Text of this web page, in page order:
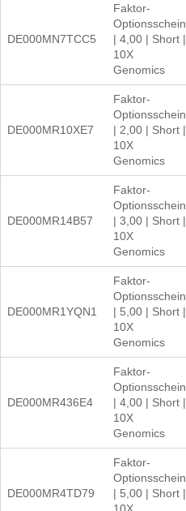
DE000MN7TCC5
Faktor-
Optionsschein
| 4,00 | Short |
10X
Genomics
DE000MR10XE7
Faktor-
Optionsschein
| 2,00 | Short |
10X
Genomics
DE000MR14B57
Faktor-
Optionsschein
| 3,00 | Short |
10X
Genomics
DE000MR1YQN1
Faktor-
Optionsschein
| 5,00 | Short |
10X
Genomics
DE000MR436E4
Faktor-
Optionsschein
| 4,00 | Short |
10X
Genomics
DE000MR4TD79
Faktor-
Optionsschein
| 5,00 | Short |